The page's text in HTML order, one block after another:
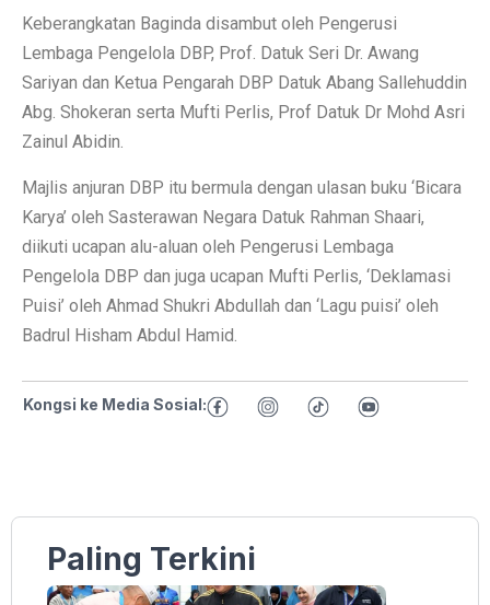
Keberangkatan Baginda disambut oleh Pengerusi
Lembaga Pengelola DBP, Prof. Datuk Seri Dr. Awang
Sariyan dan Ketua Pengarah DBP Datuk Abang Sallehuddin
Abg. Shokeran serta Mufti Perlis, Prof Datuk Dr Mohd Asri
Zainul Abidin.
Majlis anjuran DBP itu bermula dengan ulasan buku ‘Bicara
Karya’ oleh Sasterawan Negara Datuk Rahman Shaari,
diikuti ucapan alu-aluan oleh Pengerusi Lembaga
Pengelola DBP dan juga ucapan Mufti Perlis, ‘Deklamasi
Puisi’ oleh Ahmad Shukri Abdullah dan ‘Lagu puisi’ oleh
Badrul Hisham Abdul Hamid.
Kongsi ke Media Sosial:
Paling Terkini